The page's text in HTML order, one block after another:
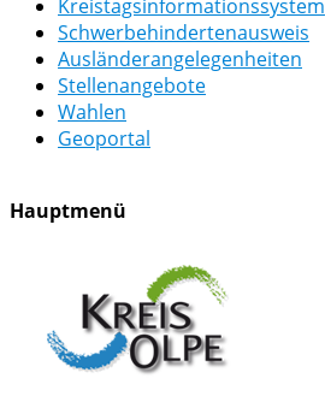
Kreistagsinformationssystem
Schwerbehindertenausweis
Ausländerangelegenheiten
Stellenangebote
Wahlen
Geoportal
Hauptmenü